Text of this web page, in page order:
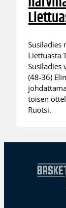
Susiladies
Liettuasta
Susiladies
(48-36)
toisen
Ruotsi.